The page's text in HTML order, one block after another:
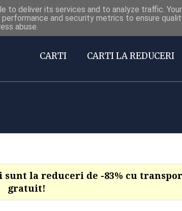
Carti la reduceri @Facebook
CARTI CARTI LA REDUCERI
sunt la reduceri de -83% cu
gratuit!
to deliver its services and to analyze traffic.
and security metrics to ensure
abuse.